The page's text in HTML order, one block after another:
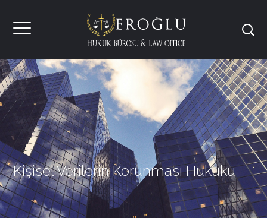
Kişisel Verilerin Korunması Hukuku